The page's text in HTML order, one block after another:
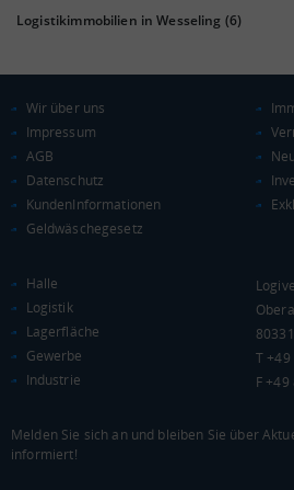
Euro pro Kopf
Kaufkraftindex
(Landkreis / Kreisfreie Stadt)
KAUFKRAFT - EURO PRO KOPF
0 €
WIRTSCHAFTSKRAFT (STAND: 2018)
(LANDKREIS / KREISFREIE STADT)
Logistikimmobilien in Wesseling (6)
Wir über uns
Impressum
AGB
Datenschutz
KundenInformationen
Geldwäschegesetz
Halle
Logistik
Lagerfläche
Gewerbe
Industrie
T
F
Melden Sie sich an und bleiben Sie über
informiert!